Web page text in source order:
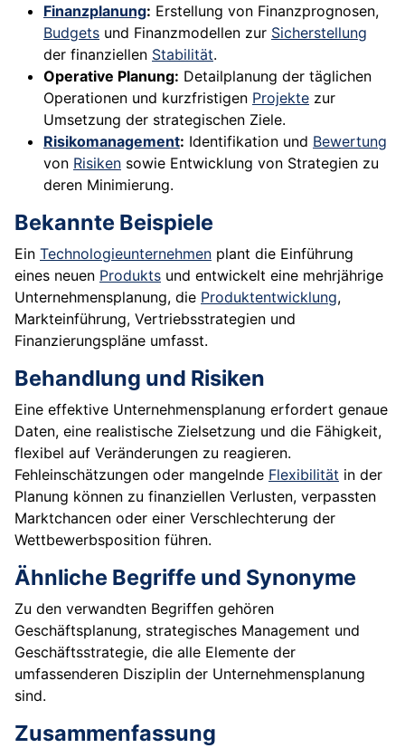
Finanzplanung: Erstellung von Finanzprognosen,
Budgets und Finanzmodellen zur Sicherstellung
der finanziellen Stabilität.
Operative Planung: Detailplanung der täglichen
Operationen und kurzfristigen Projekte zur
Umsetzung der strategischen Ziele.
Risikomanagement: Identifikation und Bewertung
von Risiken sowie Entwicklung von Strategien zu
deren Minimierung.
Bekannte Beispiele
Ein Technologieunternehmen plant die Einführung
eines neuen Produkts und entwickelt eine mehrjährige
Unternehmensplanung, die Produktentwicklung,
Markteinführung, Vertriebsstrategien und
Finanzierungspläne umfasst.
Behandlung und Risiken
Eine effektive Unternehmensplanung erfordert genaue
Daten, eine realistische Zielsetzung und die Fähigkeit,
flexibel auf Veränderungen zu reagieren.
Fehleinschätzungen oder mangelnde Flexibilität in der
Planung können zu finanziellen Verlusten, verpassten
Marktchancen oder einer Verschlechterung der
Wettbewerbsposition führen.
Ähnliche Begriffe und Synonyme
Zu den verwandten Begriffen gehören
Geschäftsplanung, strategisches Management und
Geschäftsstrategie, die alle Elemente der
umfassenderen Disziplin der Unternehmensplanung
sind.
Zusammenfassung